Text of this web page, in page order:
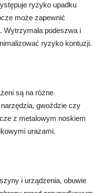
ryzyko upadku
może zapewnić
Wytrzymała podeszwa i
ryzyko kontuzji.
są na różne
gwoździe czy
z metalowym noskiem
urazami.
i urządzenia, obuwie